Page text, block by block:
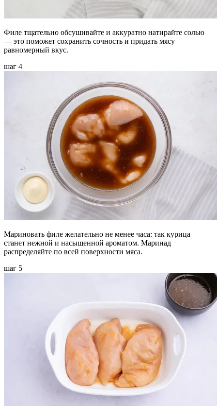
Филе тщательно обсушивайте и аккуратно натирайте солью
— это поможет сохранить сочность и придать мясу
равномерный вкус.
шаг 4
Мариновать филе желательно не менее часа: так курица
станет нежной и насыщенной ароматом. Маринад
распределяйте по всей поверхности мяса.
шаг 5